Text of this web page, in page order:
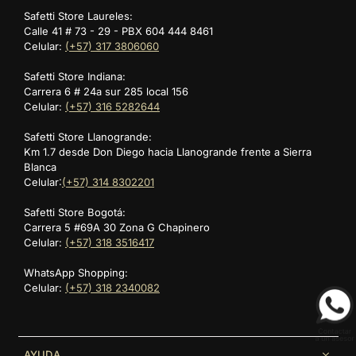
🎁 BONOS DE NAVIDAD SAFETTI: MÁS
VALOR PARA REGALAR RENDIMIENTO
LosBonos de Navidad Safetti
ideas de regalos de navidadpara quienes buscan libertad
de elección y mayor beneficio en cada compra.
Bono de $100.000: por compras desde $500.000 hasta
$999.999
Bono de $200.000
$1.999.999
$3.999.999
Una opción ideal como regalo de navidad para hombres
yregalo de navidad para mujeres
que entrenan de forma constante.
REGALOS DE NAVIDAD PARA MUJERES:
DISEÑO FUNCIONAL Y ALTO
Safetti Store Laureles:
Calle 41 # 73 - 29 - PBX 604 444 8461
Celular: (+57) 317 3806060
Safetti Store Indiana:
Carrera 6 # 24a sur 285 local 156
Celular: (+57) 316 5282644
Safetti Store Llanogrande:
Km 1.7 desde Don Diego hacia Llanogrande frente a Sierra
Blanca
Celular:(+57) 314 8302201
Safetti Store Bogotá:
Carrera 5 #69A 30 Zona G Chapinero
Celular: (+57) 318 3516417
WhatsApp Shopping:
Celular: (+57) 318 2340082